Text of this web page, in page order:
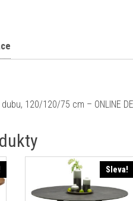
120/120/75 cm – ONLINE
Sleva!